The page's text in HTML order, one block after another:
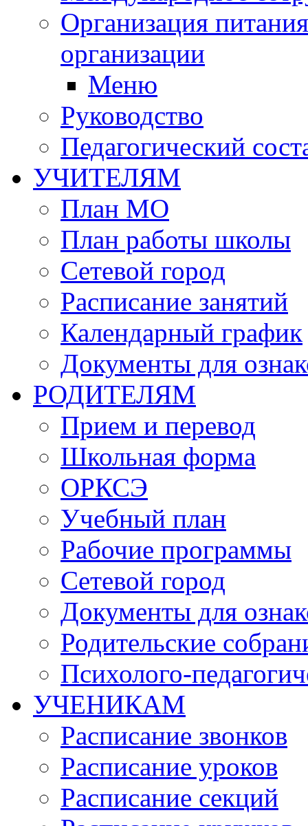
Организация
организации
Меню
Руководство
Педагогический
УЧИТЕЛЯМ
План МО
План работы школы
Сетевой город
Расписание занятий
Календарный график
Документы для
РОДИТЕЛЯМ
Прием и перевод
Школьная форма
ОРКСЭ
Учебный план
Рабочие программы
Сетевой город
Документы для
Родительские
Психолого-
УЧЕНИКАМ
Расписание звонков
Расписание уроков
Расписание секций